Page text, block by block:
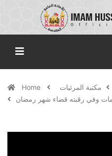
Home مكتبة المرئيات
وفي رقبته قضاء شهر رمضان